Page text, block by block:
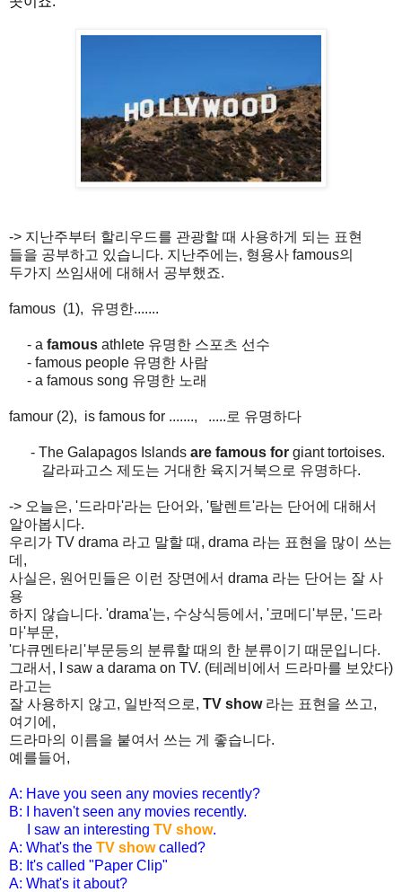
-> 지난주부터 할리우드를 관광할 때 사용하게 되는 표현
들을 공부하고 있습니다. 지난주에는, 형용사 famous의
두가지 쓰임새에 대해서 공부했죠.
famous (1), 유명한.......
- a famous athlete 유명한 스포츠 선수
- famous people 유명한 사람
- a famous song 유명한 노래
famour (2), is famous for ......., .....로 유명하다
- The Galapagos Islands are famous for giant tortoises.
갈라파고스 제도는 거대한 육지거북으로 유명하다.
-> 오늘은, '드라마'라는 단어와, '탈렌트'라는 단어에 대해서
알아봅시다.
우리가 TV drama 라고 말할 때, drama 라는 표현을 많이 쓰는
데,
사실은, 원어민들은 이런 장면에서 drama 라는 단어는 잘 사
용
하지 않습니다. 'drama'는, 수상식등에서, '코메디'부문, '드라
마'부문,
'다큐멘타리'부문등의 분류할 때의 한 분류이기 때문입니다.
그래서, I saw a darama on TV. (테레비에서 드라마를 보았다)
라고는
잘 사용하지 않고, 일반적으로, TV show라는 표현을 쓰고,
여기에,
드라마의 이름을 붙여서 쓰는 게 좋습니다.
예를들어,
A: Have you seen any movies recently?
B: I haven't seen any movies recently.
I saw an interesting TV show.
A: What's the TV showcalled?
B: It's called "Paper Clip"
A: What's it about?